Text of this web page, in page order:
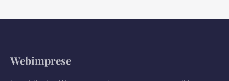
Webimprese